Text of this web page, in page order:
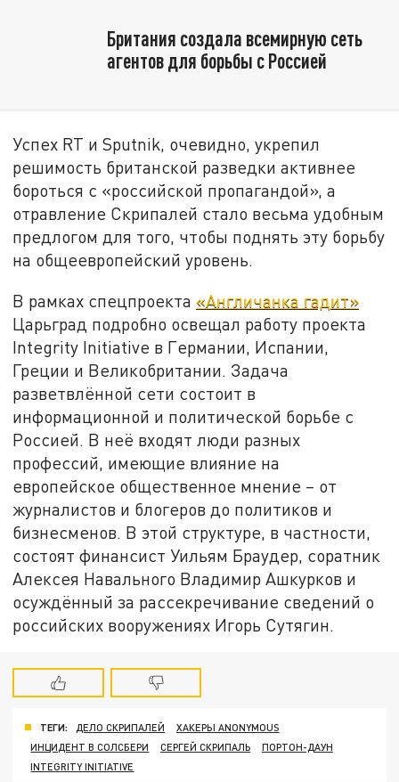
Британия создала всемирную сеть
агентов для борьбы с Россией
Успех RT и Sputnik, очевидно, укрепил
решимость британской разведки активнее
бороться с «российской пропагандой», а
отравление Скрипалей стало весьма удобным
предлогом для того, чтобы поднять эту борьбу
на общеевропейский уровень.
В рамках спецпроекта «Англичанка гадит»
Царьград подробно освещал работу проекта
Integrity Initiative в Германии, Испании,
Греции и Великобритании. Задача
разветвлённой сети состоит в
информационной и политической борьбе с
Россией. В неё входят люди разных
профессий, имеющие влияние на
европейское общественное мнение – от
журналистов и блогеров до политиков и
бизнесменов. В этой структуре, в частности,
состоят финансист Уильям Браудер, соратник
Алексея Навального Владимир Ашкурков и
осуждённый за рассекречивание сведений о
российских вооружениях Игорь Сутягин.
ТЕГИ: ДЕЛО СКРИПАЛЕЙ
ХАКЕРЫ ANONYMOUS
ИНЦИДЕНТ В СОЛСБЕРИ
СЕРГЕЙ СКРИПАЛЬ
ПОРТОН-ДАУН
INTEGRITY INITIATIVE